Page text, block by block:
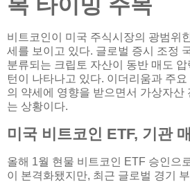
비트코인이 미국 주식시장의 광범위
세를 보이고 있다. 글로벌 증시 조정
분류되는 크립토 자산이 동반 매도
턴이 나타나고 있다. 이더리움과 주요
의 약세에 영향을 받으면서 가상자산
는 상황이다.
미국 비트코인 ETF, 기관
올해 1월 현물 비트코인 ETF 승인으
이 본격화됐지만, 최근 글로벌 경기